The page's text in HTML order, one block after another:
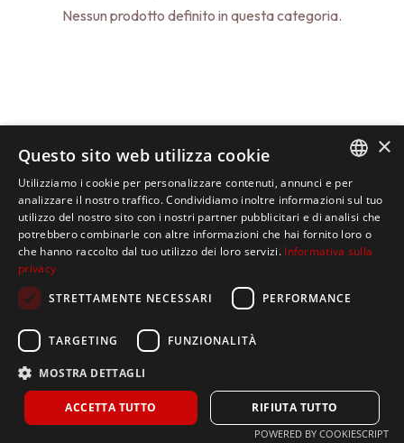
Nessun prodotto definito in questa categoria.
Home
La nostra azienda
ITALIAN
SPANISH
ENGLISH
×
Questo sito web utilizza cookie
Utilizziamo i cookie per personalizzare contenuti, annunci e per
analizzare il nostro traffico. Condividiamo inoltre informazioni sul tuo
utilizzo del nostro sito con i nostri partner pubblicitari e di analisi che
potrebbero combinarle con altre informazioni che hai fornito loro o
che hanno raccolto dal tuo utilizzo dei loro servizi. Informativa sulla
privacy
STRETTAMENTE NECESSARI
PERFORMANCE
TARGETING FUNZIONALITÀ
MOSTRA DETTAGLI
ACCETTA TUTTO RIFIUTA TUTTO
POWERED BY COOKIESCRIPT